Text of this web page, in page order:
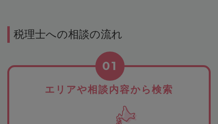
税理士への相談の流れ
エリアや相談内容から検索
01